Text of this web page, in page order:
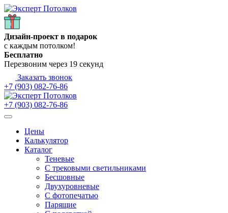
Дизайн-проект в подарок
с каждым потолком!
Бесплатно
Перезвоним через 19 секунд
Заказать звонок
+7 (903) 082-76-86
+7 (903) 082-76-86
Цены
Калькулятор
Каталог
Теневые
С трековыми светильниками
Бесшовные
Двухуровневые
С фотопечатью
Парящие